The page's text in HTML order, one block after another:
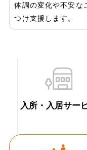
体調の変化や不安な
つけ支援します。
入所・入居サー